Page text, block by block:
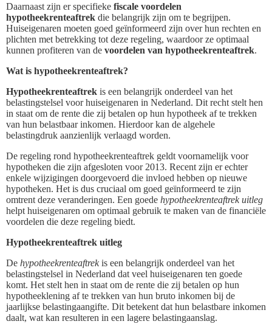
Daarnaast zijn er specifieke fiscale voordelen
hypotheekrenteaftrek die belangrijk zijn om te begrijpen.
Huiseigenaren moeten goed geïnformeerd zijn over hun rechten en
plichten met betrekking tot deze regeling, waardoor ze optimaal
kunnen profiteren van de voordelen van hypotheekrenteaftrek.
Wat is hypotheekrenteaftrek?
Hypotheekrenteaftrek is een belangrijk onderdeel van het
belastingstelsel voor huiseigenaren in Nederland. Dit recht stelt hen
in staat om de rente die zij betalen op hun hypotheek af te trekken
van hun belastbaar inkomen. Hierdoor kan de algehele
belastingdruk aanzienlijk verlaagd worden.
De regeling rond hypotheekrenteaftrek geldt voornamelijk voor
hypotheken die zijn afgesloten voor 2013. Recent zijn er echter
enkele wijzigingen doorgevoerd die invloed hebben op nieuwe
hypotheken. Het is dus cruciaal om goed geïnformeerd te zijn
omtrent deze veranderingen. Een goede hypotheekrenteaftrek uitleg
helpt huiseigenaren om optimaal gebruik te maken van de financiële
voordelen die deze regeling biedt.
Hypotheekrenteaftrek uitleg
De hypotheekrenteaftrekis een belangrijk onderdeel van het
belastingstelsel in Nederland dat veel huiseigenaren ten goede
komt. Het stelt hen in staat om de rente die zij betalen op hun
hypotheeklening af te trekken van hun bruto inkomen bij de
jaarlijkse belastingaangifte. Dit betekent dat hun belastbare inkomen
daalt, wat kan resulteren in een lagere belastingaanslag.